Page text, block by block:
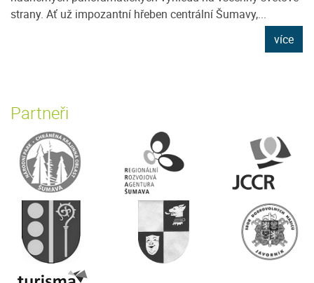
strany. Ať už impozantní hřeben centrální Šumavy,...
více
Partneři